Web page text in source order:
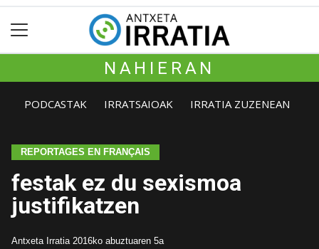
NAHIERAN
PODCASTAK IRRATSAIOAK IRRATIA ZUZENEAN
REPORTAGES EN FRANÇAIS
festak ez du sexismoa
justifikatzen
Antxeta Irratia 2016ko abuztuaren 5a